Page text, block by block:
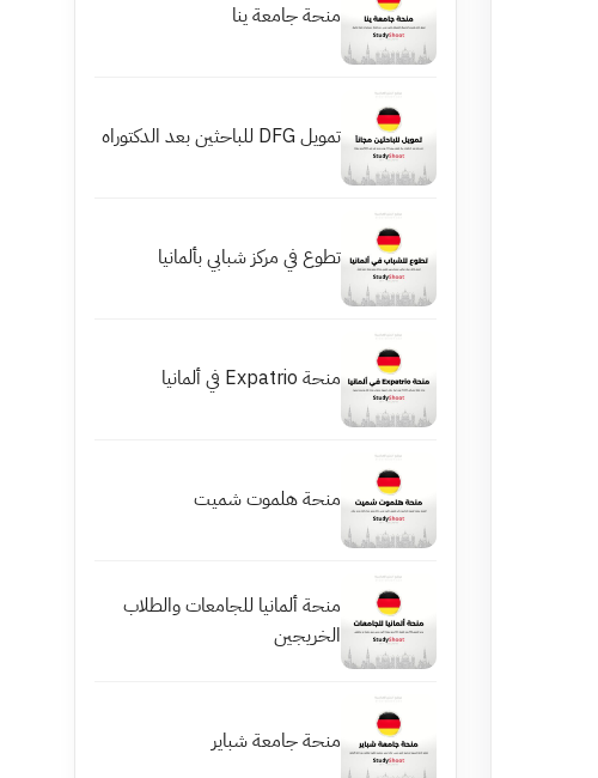
منحة جامعة ينا
تمويل DFG للباحثين بعد الدكتوراه
تطوع في مركز شبابي بألمانيا
منحة Expatrio في ألمانيا
منحة هلموت شميت
منحة ألمانيا للجامعات والطلاب
الخريجين
منحة جامعة شباير